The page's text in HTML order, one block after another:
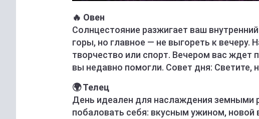
🔥 Овен
Солнцестояние разжигает ваш
горы, но главное — не выгореть к вечеру.
творчество или спорт. Вечером вас ждет
вы недавно помогли. Совет дня: Светите,
🌍 Телец
День идеален для наслаждения земными
побаловать себя: вкусным ужином,